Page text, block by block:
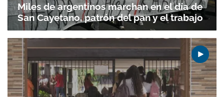
Miles de argentinos marchan en el día de
San Cayetano, patrón del pan y el trabajo